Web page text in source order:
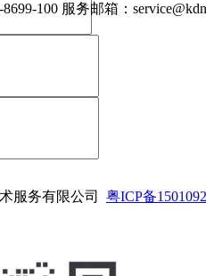
8699-100 服务邮箱：
服务有限公司 粤ICP备